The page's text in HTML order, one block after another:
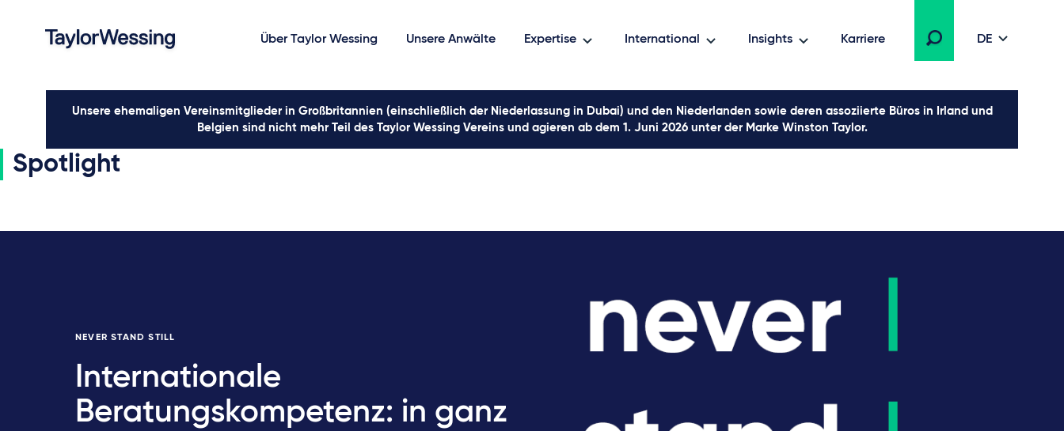
Über Taylor Wessing Unsere Anwälte Expertise International Insights Karriere DE
Unsere ehemaligen Vereinsmitglieder in Großbritannien (einschließlich der Niederlassung in Dubai) und den Niederlanden sowie deren assoziierte Büros in Irland und
Belgien sind nicht mehr Teil des Taylor Wessing Vereins und agieren ab dem 1. Juni 2026 unter der Marke Winston Taylor.
Spotlight
NEVER STAND STILL
Internationale
Beratungskompetenz: in ganz